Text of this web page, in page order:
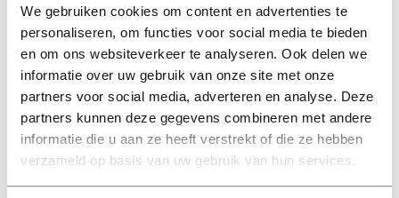
We gebruiken cookies om content en advertenties te
personaliseren, om functies voor social media te bieden
en om ons websiteverkeer te analyseren. Ook delen we
informatie over uw gebruik van onze site met onze
partners voor social media, adverteren en analyse. Deze
partners kunnen deze gegevens combineren met andere
informatie die u aan ze heeft verstrekt of die ze hebben
verzameld op basis van uw gebruik van hun services.
Students cycle from Paris to
Tilburg in one day: ‘You have to
force yourself to eat another
gingerbread’
22 juni 2026
Nieuws
Studenten fietsen in één dag
van Parijs naar Tilburg: ‘Je